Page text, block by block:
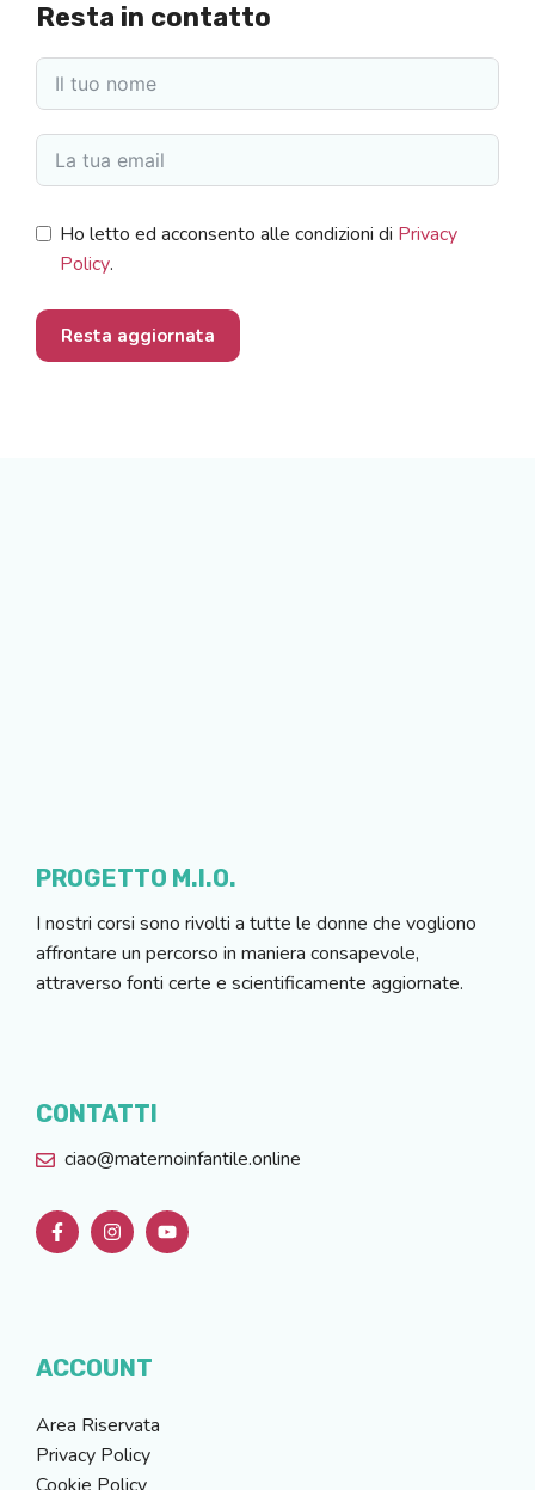
Resta in contatto
Ho letto ed acconsento alle condizioni di Privacy
Policy.
Resta aggiornata
PROGETTO M.I.O.
I nostri corsi sono rivolti a tutte le donne che vogliono
affrontare un percorso in maniera consapevole,
attraverso fonti certe e scientificamente aggiornate.
CONTATTI
ciao@maternoinfantile.online
ACCOUNT
Area Riservata
Privacy Policy